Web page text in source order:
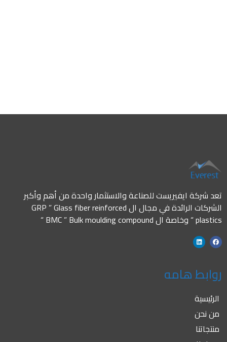
تعد شركة ايفيريست للصناعة والاستثمار واحدة من أهم وأكبر
الشركات الرائدة في مجال ال GRP ” Glass fiber reinforced
plastics “ وخاصة ال BMC ” Bulk moulding compound “
روابط هامه
الرئيسية
من نحن
منتجاتنا